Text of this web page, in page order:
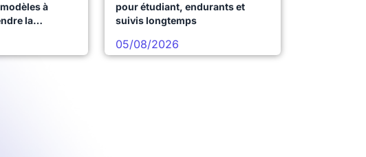
à
la
pour étudiant, endurants et
suivis longtemps
05/08/2026